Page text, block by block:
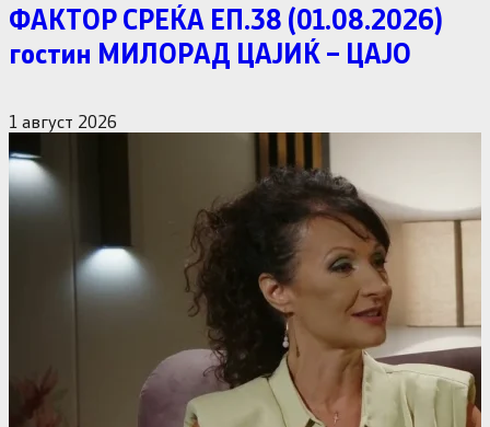
ФАКТОР СРЕЌА ЕП.38 (01.08.2026)
гостин МИЛОРАД ЦАЈИЌ – ЦАЈО
1 август 2026